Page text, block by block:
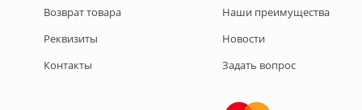
Возврат товара
Реквизиты
Контакты
Наши преимущества
Новости
Задать вопрос